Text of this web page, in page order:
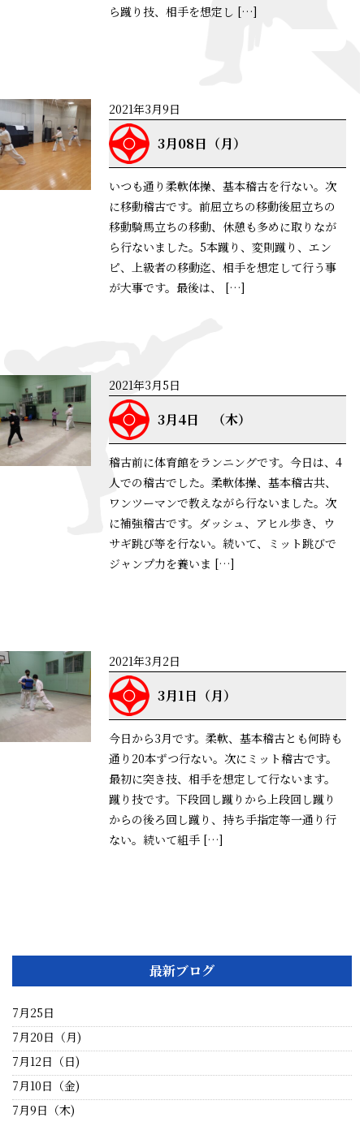
ら蹴り技、相手を想定し […]
2021年3月9日
3月08日（月）
いつも通り柔軟体操、基本稽古を行ない。次
に移動稽古です。前屈立ちの移動後屈立ちの
移動騎馬立ちの移動、休憩も多めに取りなが
ら行ないました。5本蹴り、変則蹴り、エン
ピ、上級者の移動迄、相手を想定して行う事
が大事です。最後は、 […]
2021年3月5日
3月4日 （木）
稽古前に体育館をランニングです。今日は、4
人での稽古でした。柔軟体操、基本稽古共、
ワンツーマンで教えながら行ないました。次
に補強稽古です。ダッシュ、アヒル歩き、ウ
サギ跳び等を行ない。続いて、ミット跳びで
ジャンプ力を養いま […]
2021年3月2日
3月1日（月）
今日から3月です。柔軟、基本稽古とも何時も
通り20本ずつ行ない。次にミット稽古です。
最初に突き技、相手を想定して行ないます。
蹴り技です。下段回し蹴りから上段回し蹴り
からの後ろ回し蹴り、持ち手指定等一通り行
ない。続いて組手 […]
最新ブログ
7月25日
7月20日（月)
7月12日（日)
7月10日（金)
7月9日（木)